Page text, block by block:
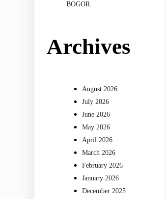
BOGOR.
Archives
August 2026
July 2026
June 2026
May 2026
April 2026
March 2026
February 2026
January 2026
December 2025